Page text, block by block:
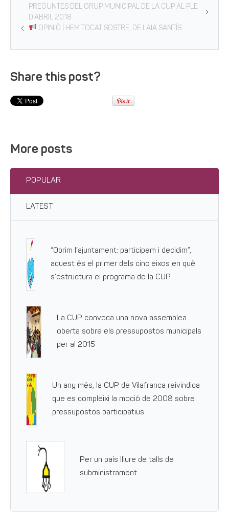
PREGUNTES DEL GRUP MUNICIPAL DE LA CUP AL PLE
D’ABRIL 2018
OPINIÓ | HEM TOCAT SOSTRE, DE LAIA SANTÍS
Share this post?
More posts
POPULAR
LATEST
“Obrim l’ajuntament: participem i decidim”,
aquest és el primer dels cinc eixos en què
s’estructura el programa de la CUP.
La CUP convoca una nova assemblea
oberta sobre els pressupostos municipals
per al 2015
Un any més, la CUP de Vilafranca reivindica
que es compleixi la moció de 2008 sobre
pressupostos participatius
Per un país lliure de talls de
subministrament